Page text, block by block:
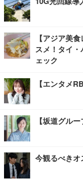
【アジア美
スメ！タイ
ェック
【エンタメ
【坂道グル
今観るべきオ